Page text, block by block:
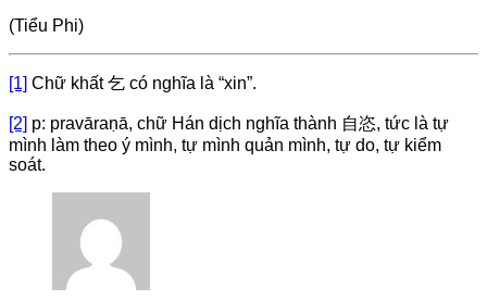
(Tiểu Phi)
[1] Chữ khất 乞 có nghĩa là “xin”.
[2] p: pravāraṇā, chữ Hán dịch nghĩa thành 自恣, tức là tự
mình làm theo ý mình, tự mình quản mình, tự do, tự kiểm
soát.